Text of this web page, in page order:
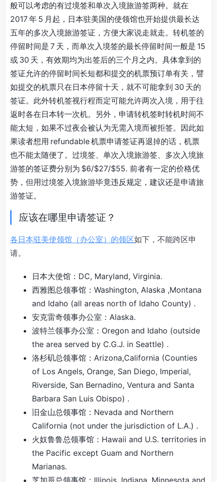
般可以考虑的有过境签和单次入境旅游签两种。就在
2017 年 5 月起，日本驻美国的使领馆也开始提供最长达
五年的多次入境旅游签证，方便大家说走就走。转机签的
停留时间是 7 天，而单次入境签的最长停留时间一般是 15
或 30 天，有效期均为出签后的三个月之内。具体拿到的
签证允许的停留时间长短都和提交的机票预订单有关，譬
如提交的机票只在日本停留十天，就不可能拿到 30 天的
签证。此外转机签视行程而定可能允许两次入境，用于往
返时各在日本转一次机。另外，申请转机签时转机时间不
能太短，如果不过夜会被认为无需入境而被拒签。因此如
果读者想用 refundable 机票申请签证再退掉的话，机票
也不能太随便了。过境签、单次入境旅游签、多次入境旅
游签的签证费分别为 $6/$27/$55. 前者有一定的价格优
势，但用过境签入境旅游毕竟违反规定，建议还是申请旅
游签证。
应该在哪里申请签证？
各日本驻美使领馆（办公室）的领区如下，不能跨区申
请。
日本大使馆：DC, Maryland, Virginia.
西雅图总领事馆：Washington, Alaska ,Montana
and Idaho (all areas north of Idaho County) .
安克雷奇领事办公室：Alaska.
波特兰领事办公室：Oregon and Idaho (outside
the area served by C.G.J. in Seattle) .
洛杉矶总领事馆：Arizona,California (Counties
of Los Angels, Orange, San Diego, Imperial,
Riverside, San Bernadino, Ventura and Santa
Barbara San Luis Obispo) .
旧金山总领事馆：Nevada and Northern
California (not under the jurisdiction of L.A.) .
火奴鲁鲁总领事馆：Hawaii and U.S. territories in
the Pacific except Guam and Northern
Marianas.